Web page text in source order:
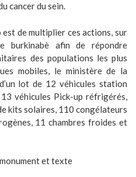
cancer du sein.
de multiplier ces actions, sur
burkinabè afin de répondre
des populations les plus
mobiles, le ministère de la
lot de 12 véhicules station
véhicules Pick-up réfrigérés,
kits solaires, 110 congélateurs
11 chambres froides et